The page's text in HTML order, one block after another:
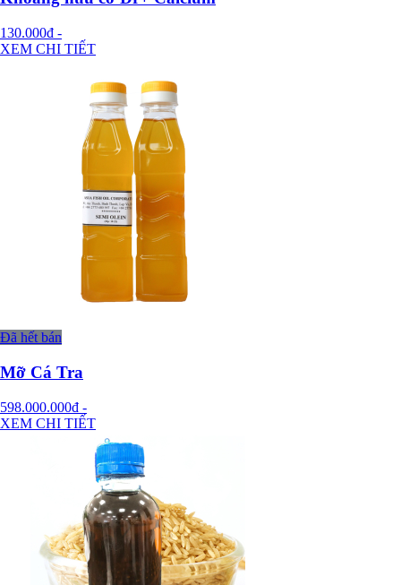
130.000đ -
XEM CHI TIẾT
Đã hết bán
Mỡ Cá Tra
598.000.000đ -
XEM CHI TIẾT